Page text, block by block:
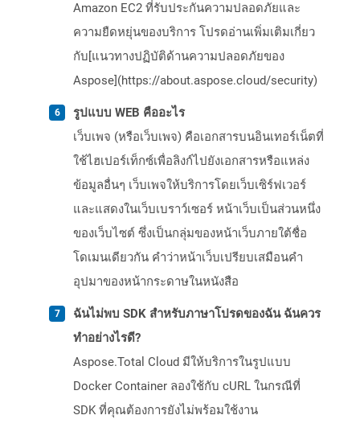
Amazon EC2 ที่รับประกันความปลอดภัยและ
ความยืดหยุ่นของบริการ โปรดอ่านเพิ่มเติมเกี่ยว
กับ[แนวทางปฏิบัติด้านความปลอดภัยของ
Aspose](https://about.aspose.cloud/security)
รูปแบบ WEB คืออะไร
เว็บเพจ (หรือเว็บเพจ) คือเอกสารบนอินเทอร์เน็ตที่
ใช้ไฮเปอร์เท็กซ์เพื่อลิงก์ไปยังเอกสารหรือแหล่ง
ข้อมูลอื่นๆ เว็บเพจให้บริการโดยเว็บเซิร์ฟเวอร์
และแสดงในเว็บเบราว์เซอร์ หน้าเว็บเป็นส่วนหนึ่ง
ของเว็บไซต์ ซึ่งเป็นกลุ่มของหน้าเว็บภายใต้ชื่อ
โดเมนเดียวกัน คำว่าหน้าเว็บเปรียบเสมือนคำ
อุปมาของหน้ากระดาษในหนังสือ
ฉันไม่พบ SDK สำหรับภาษาโปรดของฉัน ฉันควร
ทำอย่างไรดี?
Aspose.Total Cloud มีให้บริการในรูปแบบ
Docker Container ลองใช้กับ cURL ในกรณีที่
SDK ที่คุณต้องการยังไม่พร้อมใช้งาน